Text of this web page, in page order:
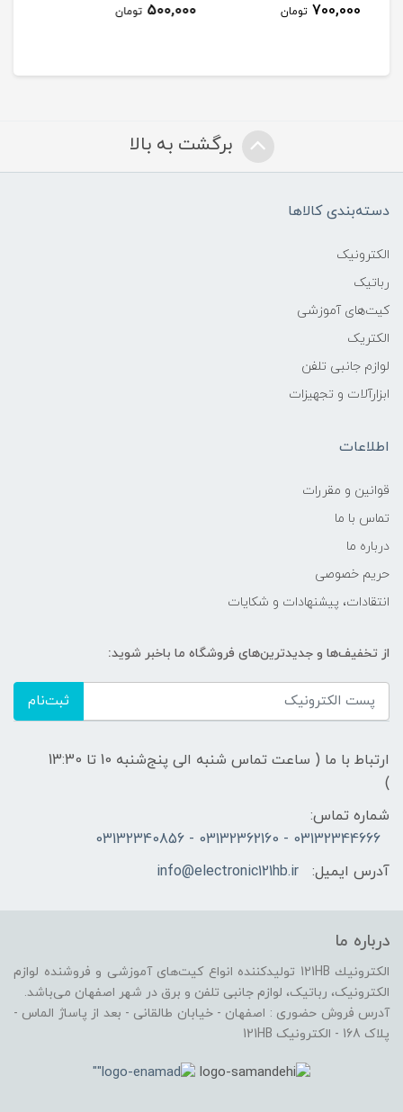
500,000
برگشت به بالا
دسته‌بندی کالاها
الکترونیک
رباتیک
کیت‌های آموزشی
الکتریک
لوازم جانبی تلفن
ابزارآلات و تجهیزات
اطلاعات
قوانين و مقررات
تماس با ما
درباره ما
حریم خصوصی
انتقادات، پیشنهادات و شکایات
از تخفیف‌ها و جدیدترین‌های فروشگاه ما باخبر شوید:
ثبت‌نام
ارتباط با ما ( ساعت تماس شنبه الی پنج‌شنبه 10 تا 13:30
)
شماره تماس:
03132344666 - 03132362160 - 03132340856
آدرس ایمیل:
info@electronic121hb.ir
درباره ما
الكترونيك 121HB توليدكننده انواع کیت‌های آموزشی و فروشنده لوازم
الکترونیک، رباتیک، لوازم جانبی تلفن و برق در شهر اصفهان می‌باشد.
آدرس فروش حضوری : اصفهان - خیابان طالقانی - بعد از پاساژ الماس -
پلاک 168 - الکترونیک 121HB